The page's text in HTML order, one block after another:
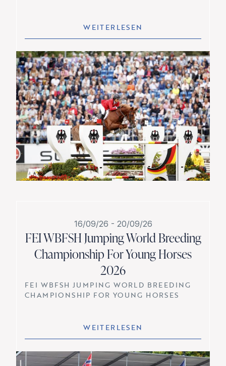
WEITERLESEN
16/09/26 - 20/09/26
FEI WBFSH Jumping World Breeding
Championship For Young Horses
2026
FEI WBFSH JUMPING WORLD BREEDING
CHAMPIONSHIP FOR YOUNG HORSES
WEITERLESEN